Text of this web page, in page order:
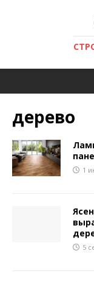
дерево
1
5